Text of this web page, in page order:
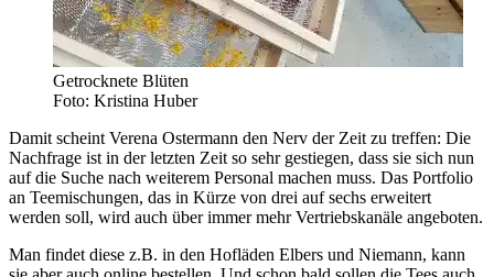
Getrocknete Blüten
Foto: Kristina Huber
Damit scheint Verena Ostermann den Nerv der Zeit zu treffen: Die
Nachfrage ist in der letzten Zeit so sehr gestiegen, dass sie sich nun
auf die Suche nach weiterem Personal machen muss. Das Portfolio
an Teemischungen, das in Kürze von drei auf sechs erweitert
werden soll, wird auch über immer mehr Vertriebskanäle angeboten.
Man findet diese z.B. in den Hofläden Elbers und Niemann, kann